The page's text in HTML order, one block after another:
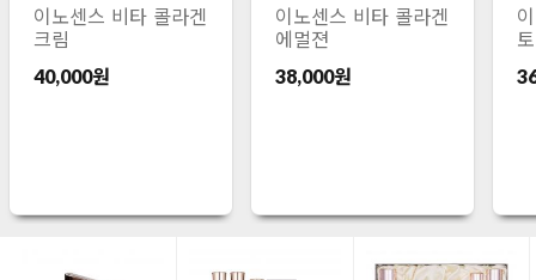
이노센스 비타 콜라겐
크림
40,000원
이노센스 비타 콜라겐
에멀젼
38,000원